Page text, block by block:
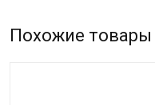
Похожие товары